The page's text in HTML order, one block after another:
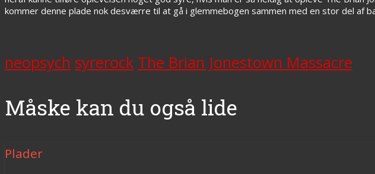
kommer denne plade nok desværre til at gå i glemmebogen sammen med en stor del af
neopsych syrerock The Brian Jonestown Massacre
Måske kan du også lide
Plader